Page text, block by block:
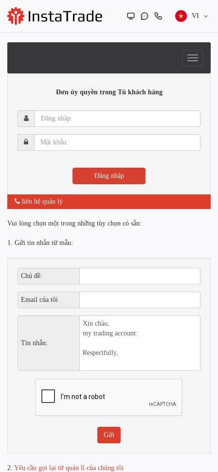
VI
Đơn ủy quyền trong Tủ khách hàng
Đăng
nhập:
Mật
khẩu:
Đăng nhập
liên hệ quản lý
Vui lòng chọn một trong những tùy chọn có sẵn:
1. Gửi tin nhắn từ mẫu:
Chủ đề:
Email của tôi
Tin nhắn:
2. Yêu cầu gọi lại từ quản lí của chúng tôi